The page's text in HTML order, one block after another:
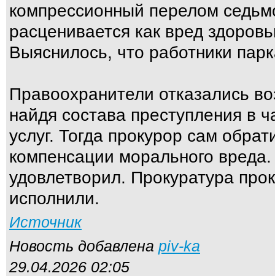
компрессионный перелом
расценивается как вред
Выяснилось, что работники
Правоохранители отказались
найдя состава преступления в
услуг. Тогда прокурор сам
компенсации морального
удовлетворил. Прокуратура
исполнили.
Источник
Новость добавлена piv-ka
29.04.2026 02:05